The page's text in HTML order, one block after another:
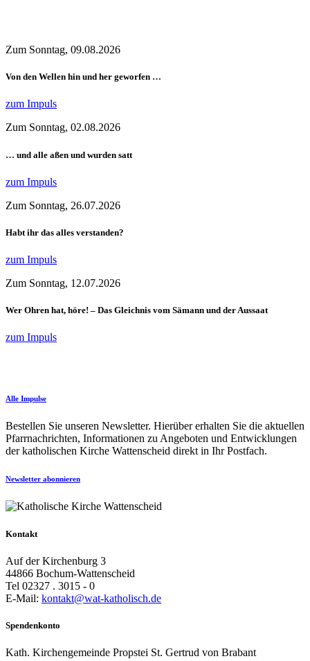
Zum Sonntag, 09.08.2026
Von den Wellen hin und her geworfen …
zum Impuls
Zum Sonntag, 02.08.2026
… und alle aßen und wurden satt
zum Impuls
Zum Sonntag, 26.07.2026
Habt ihr das alles verstanden?
zum Impuls
Zum Sonntag, 12.07.2026
Wer Ohren hat, höre! – Das Gleichnis vom Sämann und der Aussaat
zum Impuls
Alle Impulse
Bestellen Sie unseren Newsletter. Hierüber erhalten Sie die aktuellen
Pfarrnachrichten, Informationen zu Angeboten und Entwicklungen
der katholischen Kirche Wattenscheid direkt in Ihr Postfach.
Newsletter abonnieren
Kontakt
Auf der Kirchenburg 3
44866 Bochum-Wattenscheid
Tel 02327 . 3015 - 0
E-Mail: kontakt@wat-katholisch.de
Spendenkonto
Kath. Kirchengemeinde Propstei St. Gertrud von Brabant